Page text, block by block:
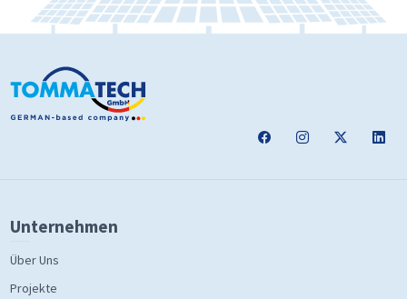
Unternehmen
Über Uns
Projekte